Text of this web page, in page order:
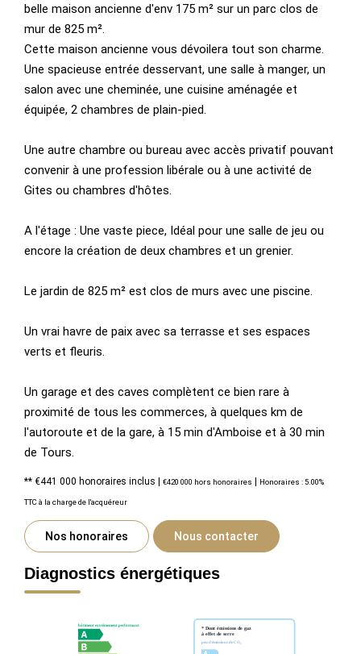
belle maison ancienne d'env 175 m² sur un parc clos de
mur de 825 m².
Cette maison ancienne vous dévoilera tout son charme.
Une spacieuse entrée desservant, une salle à manger, un
salon avec une cheminée, une cuisine aménagée et
équipée, 2 chambres de plain-pied.
Une autre chambre ou bureau avec accès privatif pouvant
convenir à une profession libérale ou à une activité de
Gites ou chambres d'hôtes.
A l'étage : Une vaste piece, Idéal pour une salle de jeu ou
encore la création de deux chambres et un grenier.
Le jardin de 825 m² est clos de murs avec une piscine.
Un vrai havre de paix avec sa terrasse et ses espaces
verts et fleuris.
Un garage et des caves complètent ce bien rare à
proximité de tous les commerces, à quelques km de
l'autoroute et de la gare, à 15 min d'Amboise et à 30 min
de Tours.
** €441 000 honoraires inclus | €420 000 hors honoraires | Honoraires : 5.00%
TTC à la charge de l'acquéreur
Nos honoraires Nous contacter
Diagnostics énergétiques